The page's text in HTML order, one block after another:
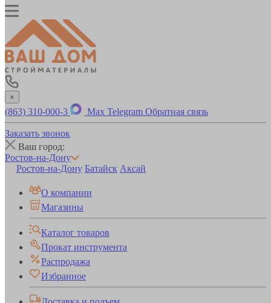
×
(863) 310-000-3 Max Telegram Обратная связь
Заказать звонок
Ваш город:
Ростов-на-Дону
Ростов-на-Дону Батайск Аксай
О компании
Магазины
Каталог товаров
Прокат инструмента
Распродажа
Избранное